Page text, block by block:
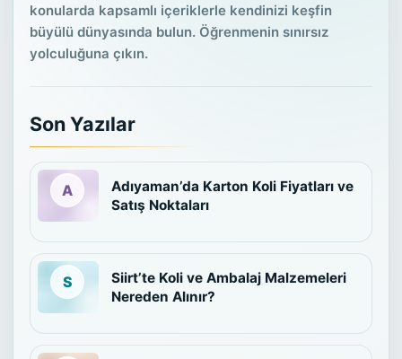
konularda kapsamlı içeriklerle kendinizi keşfin
büyülü dünyasında bulun. Öğrenmenin sınırsız
yolculuğuna çıkın.
Son Yazılar
Adıyaman’da Karton Koli Fiyatları ve
Satış Noktaları
Siirt’te Koli ve Ambalaj Malzemeleri
Nereden Alınır?